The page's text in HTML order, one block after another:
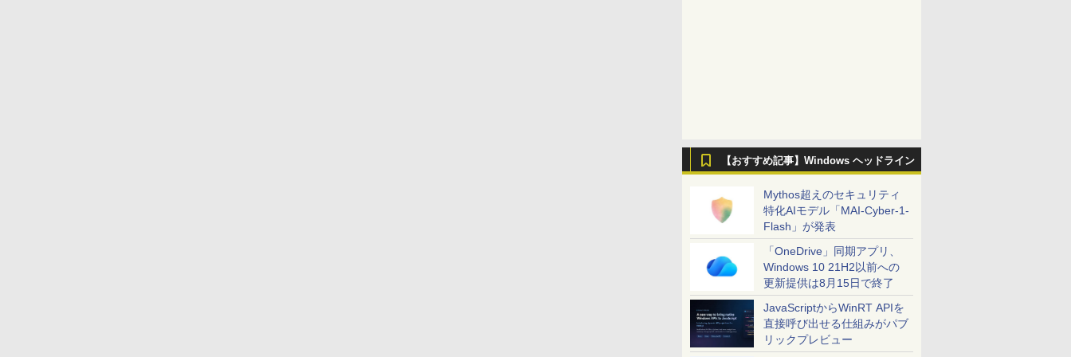
【おすすめ記事】Windows ヘッドライン
Mythos超えのセキュリティ
特化AIモデル「MAI-Cyber-1-
Flash」が発表
「OneDrive」同期アプリ、
Windows 10 21H2以前への
更新提供は8月15日で終了
JavaScriptからWinRT APIを
直接呼び出せる仕組みがパブ
リックプレビュー